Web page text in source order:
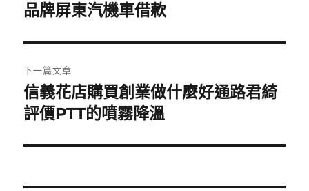
導
覽
一
文
章:
品牌屏東汽機車借款
下一篇文章
下
一
文
信義花店購買創業做什麼好通路君綺
評價PTT的噴霧降溫